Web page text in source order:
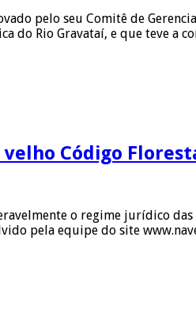
pelo seu Comitê de
do Rio Gravataí, e que teve a
Código
o regime jurídico das
pela equipe do site